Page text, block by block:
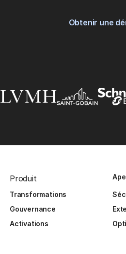
Obtenir une
Produit
Transformations
Gouvernance
Activations